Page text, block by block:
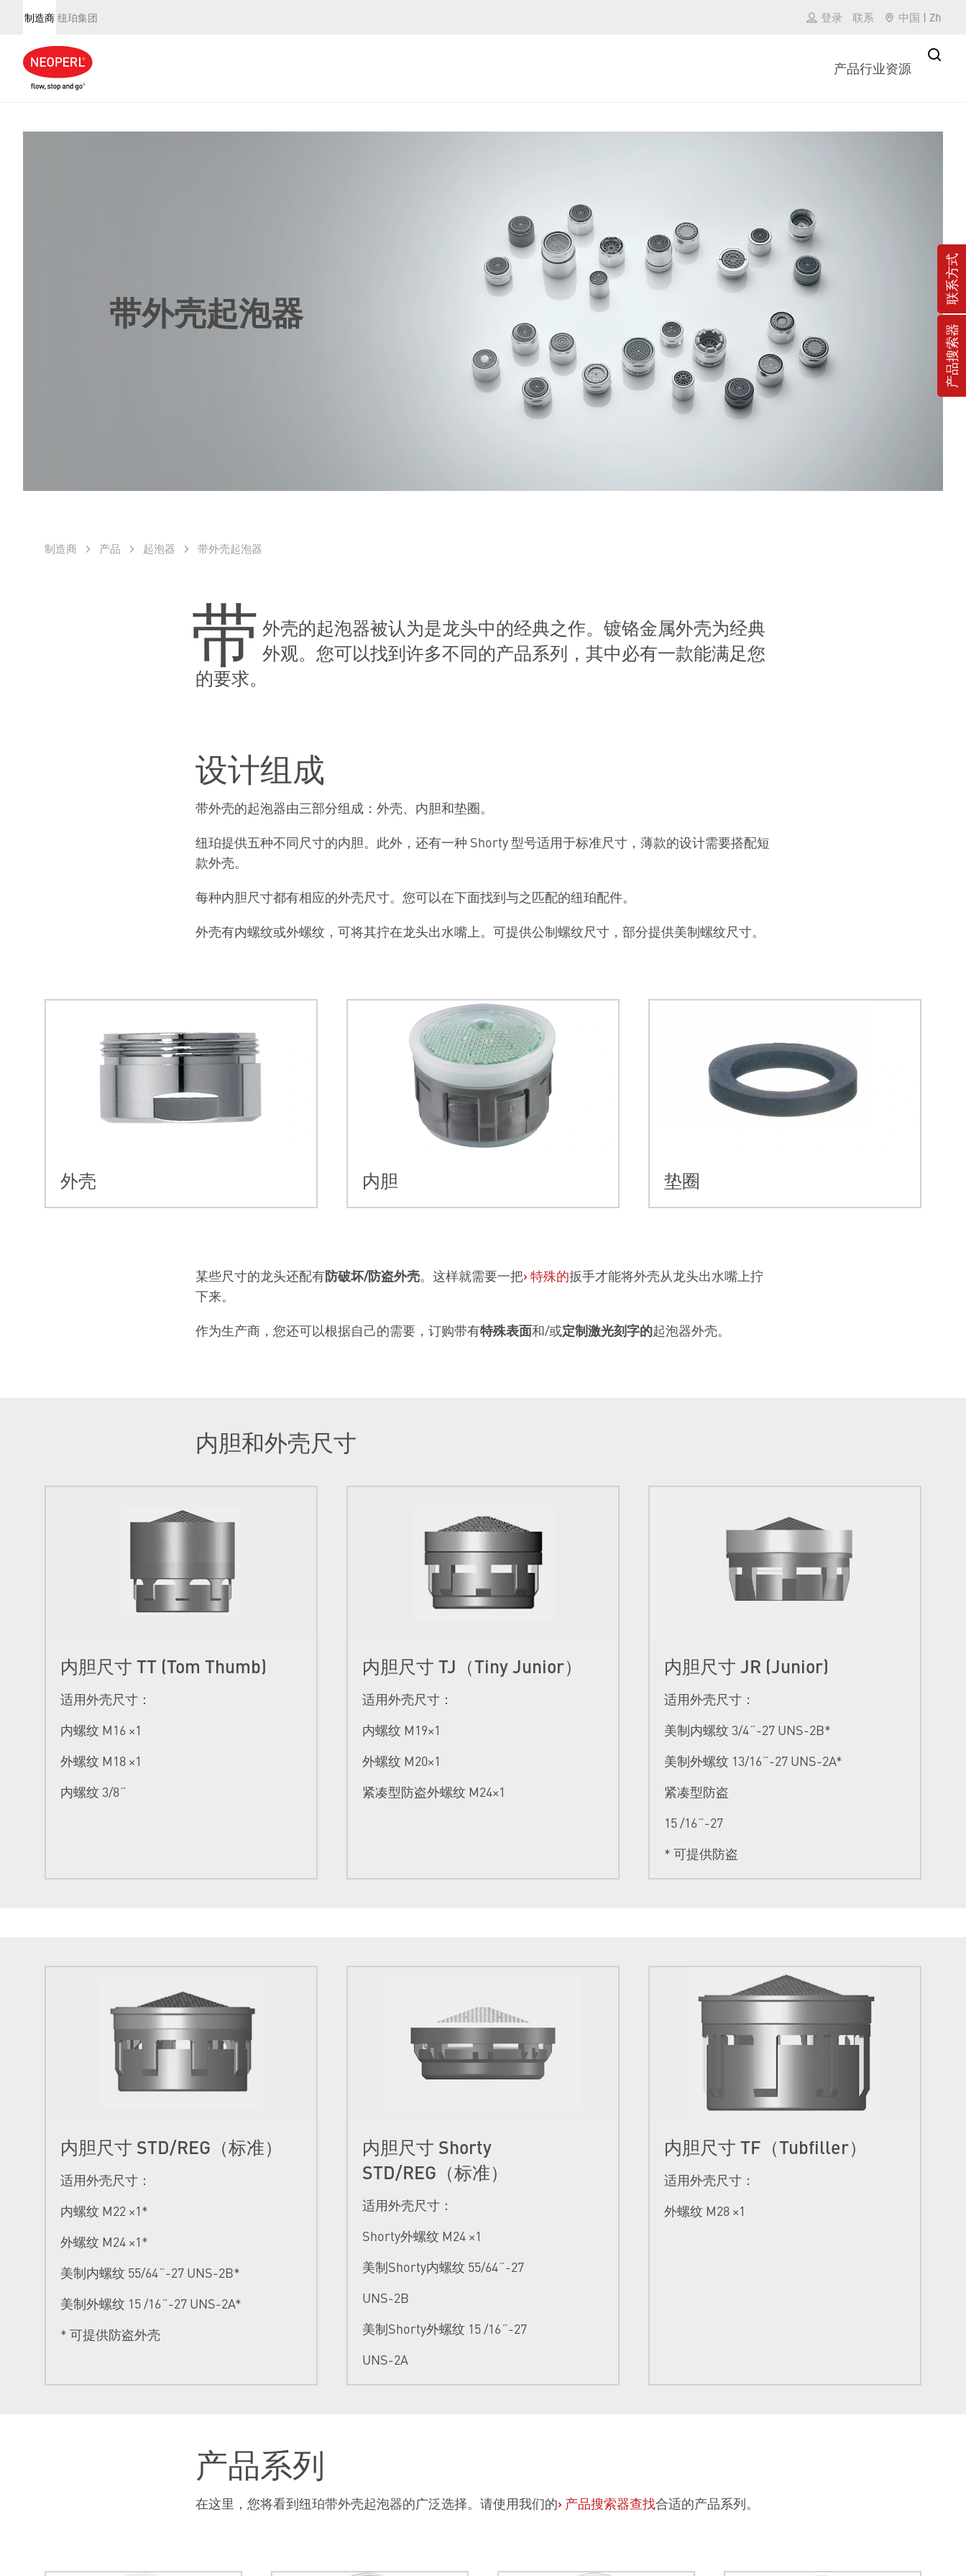
制造商 纽珀集团 登录 联系 中国 | Zh
产品行业资源
带外壳起泡器
制造商 产品 起泡器 带外壳起泡器
带 外壳的起泡器被认为是龙头中的经典之作。镀铬金属外壳为经典
外观。您可以找到许多不同的产品系列，其中必有一款能满足您
的要求。
设计组成
带外壳的起泡器由三部分组成：外壳、内胆和垫圈。
纽珀提供五种不同尺寸的内胆。此外，还有一种 Shorty 型号适用于标准尺寸，薄款的设计需要搭配短
款外壳。
每种内胆尺寸都有相应的外壳尺寸。您可以在下面找到与之匹配的纽珀配件。
外壳有内螺纹或外螺纹，可将其拧在龙头出水嘴上。可提供公制螺纹尺寸，部分提供美制螺纹尺寸。
外壳 内胆 垫圈
某些尺寸的龙头还配有防破坏/防盗外壳。这样就需要一把›特殊的扳手才能将外壳从龙头出水嘴上拧
下来。
作为生产商，您还可以根据自己的需要，订购带有特殊表面和/或定制激光刻字的起泡器外壳。
内胆和外壳尺寸
内胆尺寸 TT (Tom Thumb)
适用外壳尺寸：
内螺纹 M16 ×1
外螺纹 M18 ×1
内螺纹 3/8˝
内胆尺寸 TJ（Tiny Junior）
适用外壳尺寸：
内螺纹 M19×1
外螺纹 M20×1
紧凑型防盗外螺纹 M24×1
内胆尺寸 JR (Junior)
适用外壳尺寸：
美制内螺纹 3/4˝-27 UNS-2B*
美制外螺纹 13/16˝-27 UNS-2A*
紧凑型防盗
15 /16˝-27
* 可提供防盗
内胆尺寸 STD/REG（标准）
适用外壳尺寸：
内螺纹 M22 ×1*
外螺纹 M24 ×1*
美制内螺纹 55/64˝-27 UNS-2B*
美制外螺纹 15 /16˝-27 UNS-2A*
* 可提供防盗外壳
内胆尺寸 Shorty
STD/REG（标准）
适用外壳尺寸：
Shorty外螺纹 M24 ×1
美制Shorty内螺纹 55/64˝-27
UNS-2B
美制Shorty外螺纹 15 /16˝-27
UNS-2A
内胆尺寸 TF（Tubfiller）
适用外壳尺寸：
外螺纹 M28 ×1
产品系列
在这里，您将看到纽珀带外壳起泡器的广泛选择。请使用我们的› 产品搜索器查找合适的产品系列。
产品搜索器
联系方式